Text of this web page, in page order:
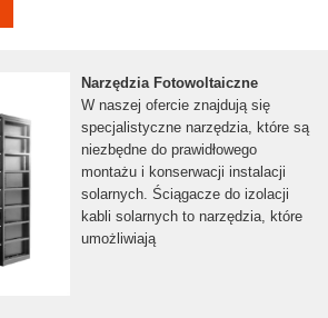
Narzędzia Fotowoltaiczne
W naszej ofercie znajdują się
specjalistyczne narzędzia, które są
niezbędne do prawidłowego
montażu i konserwacji instalacji
solarnych. Ściągacze do izolacji
kabli solarnych to narzędzia, które
umożliwiają